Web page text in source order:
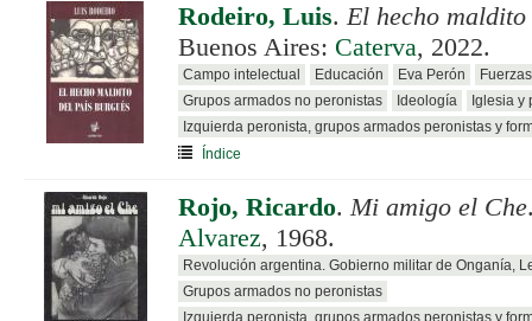
Rodeiro, Luis. El hecho
Buenos Aires: Caterva, 2022.
Campo intelectual Educación Eva Perón
Grupos armados no peronistas
Ideología
Iglesia y
Izquierda peronista, grupos armados peronistas y
Índice
Rojo, Ricardo. Mi amigo el Che
Alvarez, 1968.
Revolución argentina. Gobierno militar de Onganía,
Grupos armados no peronistas
Izquierda peronista, grupos armados peronistas y